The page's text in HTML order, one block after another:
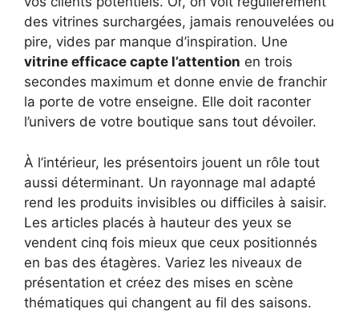
des vitrines surchargées, jamais renouvelées ou
pire, vides par manque d’inspiration. Une
vitrine efficace capte l’attention en trois
secondes maximum et donne envie de franchir
la porte de votre enseigne. Elle doit raconter
l’univers de votre boutique sans tout dévoiler.
À l’intérieur, les présentoirs jouent un rôle tout
aussi déterminant. Un rayonnage mal adapté
rend les produits invisibles ou difficiles à saisir.
Les articles placés à hauteur des yeux se
vendent cinq fois mieux que ceux positionnés
en bas des étagères. Variez les niveaux de
présentation et créez des mises en scène
thématiques qui changent au fil des saisons.